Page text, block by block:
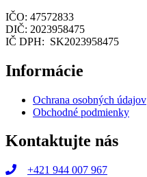
IČO: 47572833
DIČ: 2023958475
IČ DPH: SK2023958475
Informácie
Ochrana osobných údajov
Obchodné podmienky
Kontaktujte nás
+421 944 007 967